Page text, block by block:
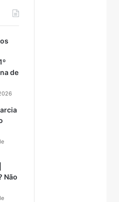
de
Não